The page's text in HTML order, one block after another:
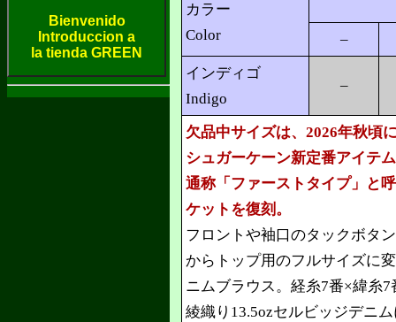
Bienvenido
Introduccion a
la tienda GREEN
カラー
Color
–
インディゴ
Indigo
–
欠品中サイズは、2026年秋頃
シュガーケーン新定番アイテム
通称「ファーストタイプ」と
ケットを復刻。
フロントや袖口のタックボタ
からトップ用のフルサイズに
ニムブラウス。経糸7番×緯糸
綾織り13.5ozセルビッジデニ